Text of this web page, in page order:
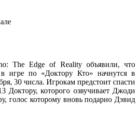
The Edge of Reality объявили, что
игре по «Доктору Кто» начнутся в
30 числа. Игрокам предстоит спасти
Доктору, которого озвучивает Джоди
голос которому вновь подарио Дэвид